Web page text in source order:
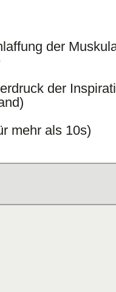
der
der
mehr als 10s)